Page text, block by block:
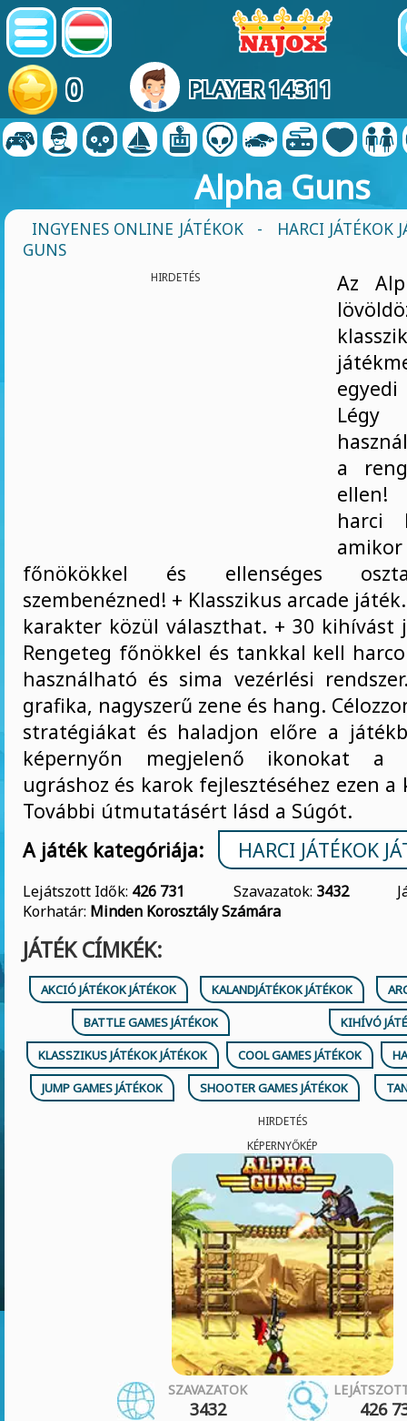
0 PLAYER 14311
Alpha Guns
INGYENES ONLINE JÁTÉKOK -
HARCI JÁTÉKOK
GUNS
HIRDETÉS
Az
egyedi
a
ellen!
harci
főnökökkel és ellenséges
szembenézned! + Klasszikus arcade
karakter közül választhat. + 30 kihívást
Rengeteg főnökkel és tankkal kell
használható és sima vezérlési
grafika, nagyszerű zene és hang.
stratégiákat és haladjon előre a
képernyőn megjelenő ikonokat a
ugráshoz és karok fejlesztéséhez ezen
További útmutatásért lásd a Súgót.
A játék kategóriája:
HARCI JÁTÉKOK
Lejátszott Idők: 426 731 Szavazatok: 3432
Korhatár: Minden Korosztály Számára
JÁTÉK CÍMKÉK:
AKCIÓ JÁTÉKOK JÁTÉKOK KALANDJÁTÉKOK JÁTÉKOK
BATTLE GAMES JÁTÉKOK
KIHÍVÓ
KLASSZIKUS JÁTÉKOK JÁTÉKOK
COOL GAMES JÁTÉKOK
JUMP GAMES JÁTÉKOK
SHOOTER GAMES JÁTÉKOK
HIRDETÉS
KÉPERNYŐKÉP
SZAVAZATOK
3432 426